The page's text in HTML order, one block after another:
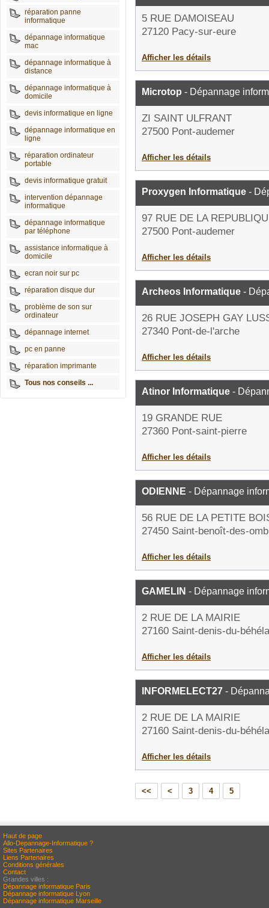
réparation panne
informatique
dépannage informatique
mac
dépannage informatique à
distance
dépannage informatique à
domicile
devis informatique en ligne
dépannage informatique en
ligne
réparation ordinateur
portable
devis informatique gratuit
intervention dépannage
informatique
dépannage informatique
par téléphone
assistance informatique à
domicile
ecran noir sur pc
réparation disque dur
problème de son sur
ordinateur
dépannage internet
pc en panne
réparation imprimante
Tous nos conseils ...
5 RUE DAMOISEAU
27120 Pacy-sur-eure
Afficher les détails
Microtop - Dépannage
ZI SAINT ULFRANT
27500 Pont-audemer
Afficher les détails
Proxygen Informatique -
97 RUE DE LA
27500 Pont-audemer
Afficher les détails
Archeos Informatique -
26 RUE JOSEPH GAY
27340 Pont-de-l'arche
Afficher les détails
Atinor Informatique -
19 GRANDE RUE
27360 Pont-saint-pierre
Afficher les détails
ODIENNE - Dépannage
56 RUE DE LA PETITE
27450 Saint-benoît-des-
Afficher les détails
GAMELIN - Dépannage
2 RUE DE LA MAIRIE
27160 Saint-denis-du-
Afficher les détails
INFORMELECT27 -
2 RUE DE LA MAIRIE
27160 Saint-denis-du-
Afficher les détails
<< < 3 4 5
Haut de page
Allo-Depannage-Informatique ?
Sites Partenaires
Liens Partenaires
Conditions générales
Contact
Grandes villes :
Dépannage informatique Paris
Dépannage informatique Lyon
Dépannage informatique Marseille